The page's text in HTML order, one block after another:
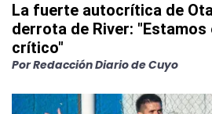
La fuerte autocrítica de
derrota de River: "Estamos
crítico"
PorRedacción Diario de Cuyo